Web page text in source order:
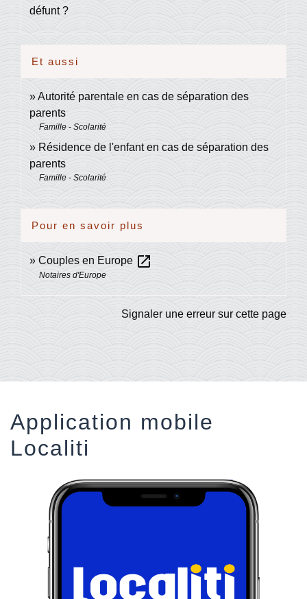
défunt ?
Et aussi
Autorité parentale en cas de séparation des
parents
Famille - Scolarité
Résidence de l'enfant en cas de séparation des
parents
Famille - Scolarité
Pour en savoir plus
Couples en Europe open_in_new
Notaires d'Europe
Signaler une erreur sur cette page
Application mobile
Localiti